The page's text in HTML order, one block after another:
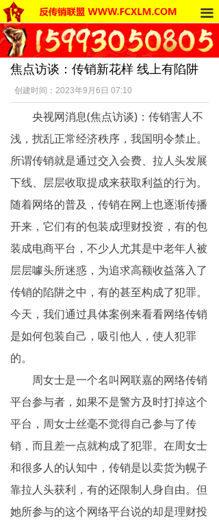
끀
首页
法律法规
反传销动态
受害者讲述
反传销杂谈
传销的危害
死人事件
传销的种类
南派传销
北派传销
网络传销
精神传销
求助专区
大学生专栏
传销骗术
相关处罚
传销案例
焦点访谈：传销新花样 线上有陷阱
创建时间： 2023年9月6日 07:10
央视网消息(焦点访谈)：传销害人不
浅，扰乱正常经济秩序，我国明令禁止。
所谓传销就是通过交入会费、拉人头发展
下线、层层收取提成来获取利益的行为。
随着网络的普及，传销在网上也逐渐传播
开来，它们有的包装成理财投资，有的包
装成电商平台，不少人尤其是中老年人被
层层噱头所迷惑，为追求高额收益落入了
传销的陷阱之中，有的甚至构成了犯罪。
今天，我们通过具体案例来看看网络传销
是如何包装自己，吸引他人，使人犯罪
的。
周女士是一个名叫网联嘉的网络传销
平台参与者，如果不是警方及时打掉这个
平台，周女士丝毫不觉得自己参与了传
销，而且差一点就构成了犯罪。在周女士
和很多人的认知中，传销是以卖货为幌子
靠拉人头获利，有的还限制人身自由。但
她所参与的这个网络平台说的却是理财投